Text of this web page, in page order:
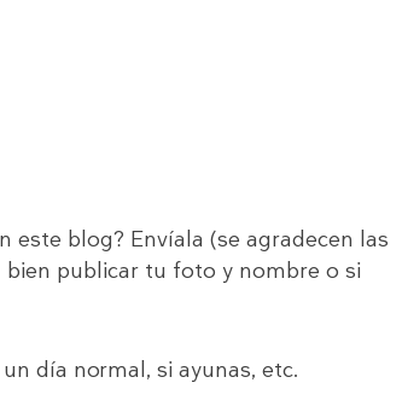
blog? Envíala (se agradecen las
bien publicar tu foto y nombre o si
día normal, si ayunas, etc.